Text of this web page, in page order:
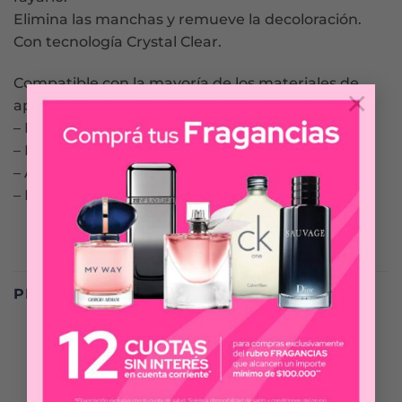
×
Elimina las manchas y remueve la decoloración.
Con tecnología Crystal Clear.
Compatible con la mayoría de los materiales de
aparatos dentales removibles, como:
– Retenedores o alineadores
– Placas de descanso
– Aparatos removibles
– Protectores bucales deportivos
PRODUCTOS RELACIONADOS
-25%